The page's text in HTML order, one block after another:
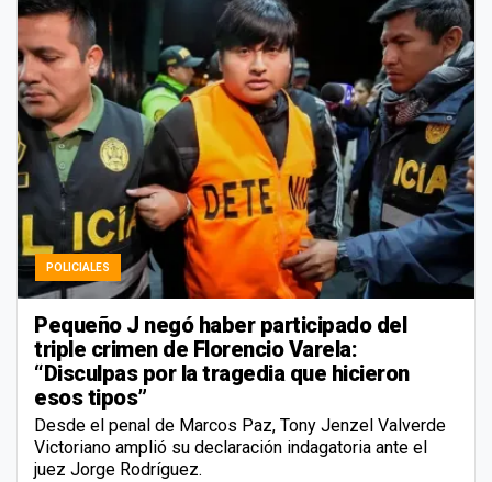
POLICIALES
Pequeño J negó haber participado del
triple crimen de Florencio Varela:
“Disculpas por la tragedia que hicieron
esos tipos”
Desde el penal de Marcos Paz, Tony Jenzel Valverde
Victoriano amplió su declaración indagatoria ante el
juez Jorge Rodríguez.